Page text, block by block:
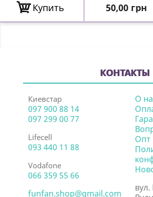
Купить Цена
50,00 грн
КОНТАКТЫ
Киевстар
097 900 88 14
097 299 00 77
Lifecell
093 440 11 88
Vodafone
066 359 55 66
funfan.shop@gmail.com
О
Опт